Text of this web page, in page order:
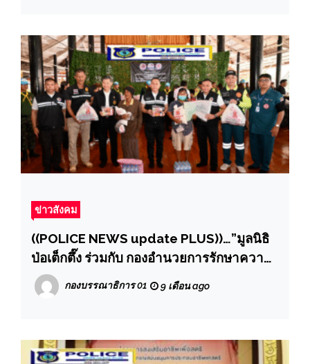
นิธิป่อเต็กตึ๊ง พลับพลาไชย กรุงเทพฯ
ข่าวสังคม
((POLICE NEWS update PLUS))…”มูลนิธิ
ป่อเต็กตึ๊ง ร่วมกับ กองอำนวยการรักษาความ
มั่นคงภายในราชอาณาจักร (กอ.รมน.) และ
มูลนิธิไทยอาสาป้องกันชาติ จัดทีมบรรเทา
สามัญประจำบ้าน รวม 400 ชุด
กองบรรณาธิการ 01 9 เดือน ago